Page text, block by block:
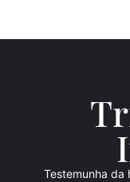
Testemunha da